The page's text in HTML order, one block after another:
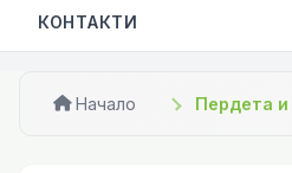
КОНТАКТИ
Начало Пердета и